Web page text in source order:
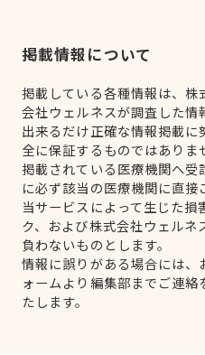
掲載情報について
掲載している各種情報は、
会社ウェルネスが調査した情
出来るだけ正確な情報掲載
全に保証するものではありま
掲載されている医療機関へ
に必ず該当の医療機関に直接
当サービスによって生じた
ク、および株式会社ウェル
負わないものとします。
情報に誤りがある場合には
ォームより編集部までご連
たします。